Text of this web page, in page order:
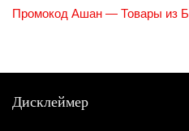
Промокод Ашан — Товары из
Дисклеймер